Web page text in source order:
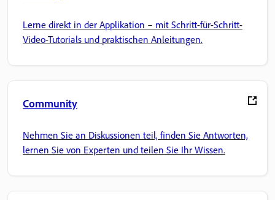
Lerne direkt in der Applikation – mit Schritt-für-Schritt-
Video-Tutorials und praktischen Anleitungen.
Community
Nehmen Sie an Diskussionen teil, finden Sie Antworten,
lernen Sie von Experten und teilen Sie Ihr Wissen.